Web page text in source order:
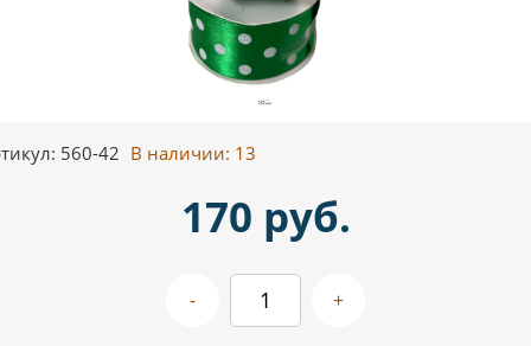
560-42 В наличии: 13
170 руб.
- +